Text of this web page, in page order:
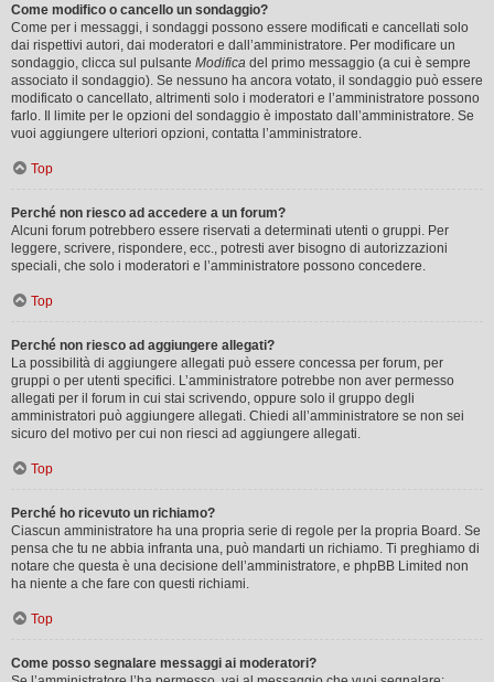
Come modifico o cancello un sondaggio?
Come per i messaggi, i sondaggi possono essere modificati e cancellati solo
dai rispettivi autori, dai moderatori e dall’amministratore. Per modificare un
sondaggio, clicca sul pulsante Modifica del primo messaggio (a cui è sempre
associato il sondaggio). Se nessuno ha ancora votato, il sondaggio può essere
modificato o cancellato, altrimenti solo i moderatori e l’amministratore possono
farlo. Il limite per le opzioni del sondaggio è impostato dall’amministratore. Se
vuoi aggiungere ulteriori opzioni, contatta l’amministratore.
Top
Perché non riesco ad accedere a un forum?
Alcuni forum potrebbero essere riservati a determinati utenti o gruppi. Per
leggere, scrivere, rispondere, ecc., potresti aver bisogno di autorizzazioni
speciali, che solo i moderatori e l’amministratore possono concedere.
Top
Perché non riesco ad aggiungere allegati?
La possibilità di aggiungere allegati può essere concessa per forum, per
gruppi o per utenti specifici. L’amministratore potrebbe non aver permesso
allegati per il forum in cui stai scrivendo, oppure solo il gruppo degli
amministratori può aggiungere allegati. Chiedi all’amministratore se non sei
sicuro del motivo per cui non riesci ad aggiungere allegati.
Top
Perché ho ricevuto un richiamo?
Ciascun amministratore ha una propria serie di regole per la propria Board. Se
pensa che tu ne abbia infranta una, può mandarti un richiamo. Ti preghiamo di
notare che questa è una decisione dell’amministratore, e phpBB Limited non
ha niente a che fare con questi richiami.
Top
Come posso segnalare messaggi ai moderatori?